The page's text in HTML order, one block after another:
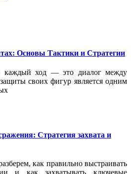
Основы Тактики и Стратегии
каждый ход — это диалог между
своих фигур является одним
Стратегия захвата и
как правильно выстраивать
и как захватывать ключевые